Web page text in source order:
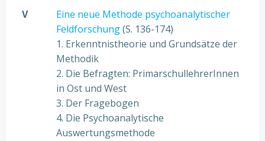
V
Eine neue Methode psychoanalytischer
Feldforschung(S. 136-174)
1. Erkenntnistheorie und Grundsätze der
Methodik
2. Die Befragten: PrimarschullehrerInnen
in Ost und West
3. Der Fragebogen
4. Die Psychoanalytische
Auswertungsmethode